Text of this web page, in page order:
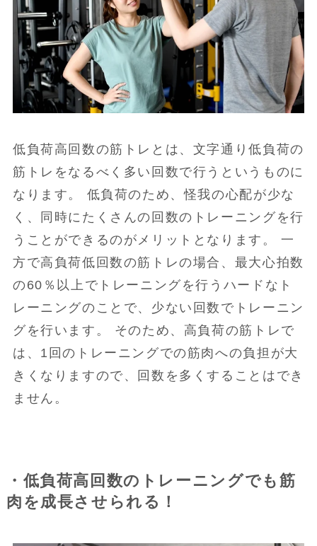
低負荷高回数の筋トレとは、文字通り低負荷の
筋トレをなるべく多い回数で行うというものに
なります。 低負荷のため、怪我の心配が少な
く、同時にたくさんの回数のトレーニングを行
うことができるのがメリットとなります。 一
方で高負荷低回数の筋トレの場合、最大心拍数
の60％以上でトレーニングを行うハードなト
レーニングのことで、少ない回数でトレーニン
グを行います。 そのため、高負荷の筋トレで
は、1回のトレーニングでの筋肉への負担が大
きくなりますので、回数を多くすることはでき
ません。
・低負荷高回数のトレーニングでも筋
肉を成長させられる！